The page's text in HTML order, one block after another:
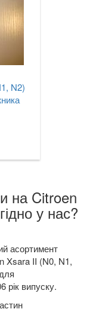
N2)
на Citroen
у нас?
асортимент
Xsara II (N0, N1,
рік випуску.